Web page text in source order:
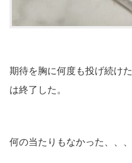
期待を胸に何度も投げ続け
は終了した。
何の当たりもなかった、、、